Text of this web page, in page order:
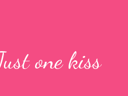
one kiss